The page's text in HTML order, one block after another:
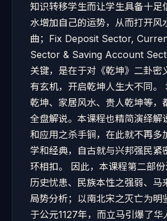
知识转移学生而让学生具备十足
水增加自己的运势，从而打开风
曲；Fix Deposit Sector,
Sector & Saving Account
关键，是在于对《乾坤》二卦密
有玄机，开启乾坤人生大不同。
乾坤、家居风水、贵人乾坤等，
全盘解说。本课程也精简演绎解
和应用之杀手锏，在此就不再
学和经典，自古就与兴邦强民紧
环相扣。 因此，本课程第二部份
历史忧患、民族本性之强弱、马
局势分析；以南北宋之灭亡为明
于公元1127年，而立马引爆了华